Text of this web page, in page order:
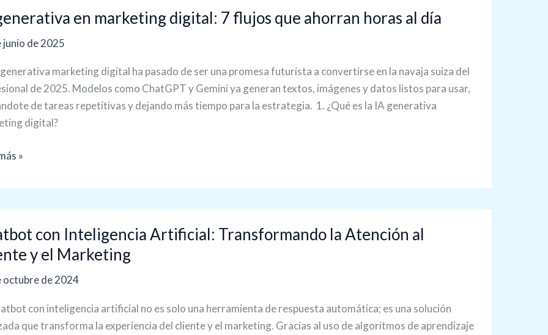
en marketing digital: 7 flujos que ahorran horas al día
junio de 2025
marketing digital ha pasado de ser una promesa futurista a convertirse en la navaja suiza del
de 2025. Modelos como ChatGPT y Gemini ya generan textos, imágenes y datos listos para usar,
de tareas repetitivas y dejando más tiempo para la estrategia. 1. ¿Qué es la IA generativa
digital?
»
con Inteligencia Artificial: Transformando la Atención al
y el Marketing
octubre de 2024
con inteligencia artificial no es solo una herramienta de respuesta automática; es una solución
que transforma la experiencia del cliente y el marketing. Gracias al uso de algoritmos de aprendizaje